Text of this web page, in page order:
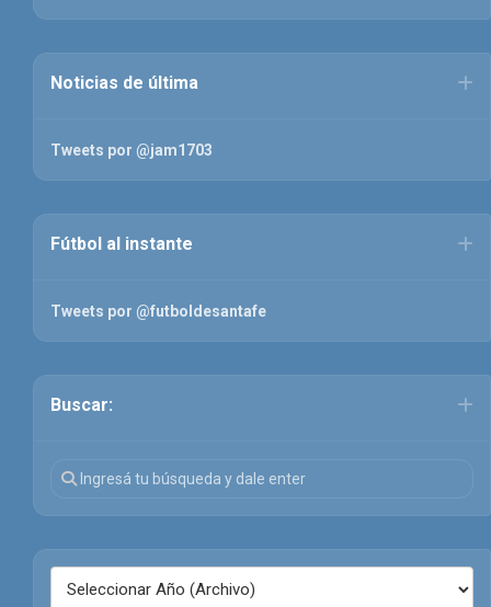
Noticias de última
Tweets por @jam1703
Fútbol al instante
Tweets por @futboldesantafe
Buscar: